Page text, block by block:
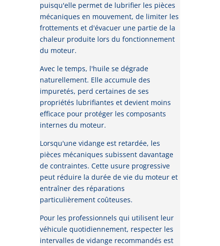
puisqu'elle permet de lubrifier les pièces
mécaniques en mouvement, de limiter les
frottements et d'évacuer une partie de la
chaleur produite lors du fonctionnement
du moteur.
Avec le temps, l'huile se dégrade
naturellement. Elle accumule des
impuretés, perd certaines de ses
propriétés lubrifiantes et devient moins
efficace pour protéger les composants
internes du moteur.
Lorsqu'une vidange est retardée, les
pièces mécaniques subissent davantage
de contraintes. Cette usure progressive
peut réduire la durée de vie du moteur et
entraîner des réparations
particulièrement coûteuses.
Pour les professionnels qui utilisent leur
véhicule quotidiennement, respecter les
intervalles de vidange recommandés est